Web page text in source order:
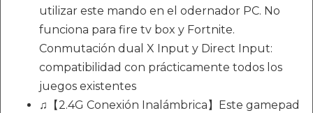
utilizar este mando en el odernador PC. No
funciona para fire tv box y Fortnite.
Conmutación dual X Input y Direct Input:
compatibilidad con prácticamente todos los
juegos existentes
♫【2.4G Conexión Inalámbrica】Este gamepad